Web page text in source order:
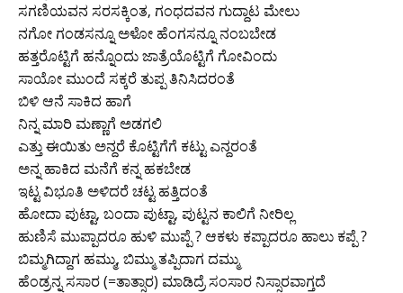
ಸಗಣಿಯವನ ಸರಸಕ್ಕಿಂತ, ಗಂಧದವನ ಗುದ್ದಾಟ ಮೇಲು
ನಗೋ ಗಂಡಸನ್ನೂ ಅಳೋ ಹೆಂಗಸನ್ನೂ ನಂಬಬೇಡ
ಹತ್ತರೊಟ್ಟಿಗೆ ಹನ್ನೊಂದು ಜಾತ್ರೆಯೊಟ್ಟಿಗೆ ಗೋವಿಂದು
ಸಾಯೋ ಮುಂದೆ ಸಕ್ಕರೆ ತುಪ್ಪ ತಿನಿಸಿದರಂತೆ
ಬಿಳಿ ಆನೆ ಸಾಕಿದ ಹಾಗೆ
ನಿನ್ನ ಮಾರಿ ಮಣ್ಣಾಗೆ ಅಡಗಲಿ
ಎತ್ತು ಈಯಿತು ಅನ್ದರೆ ಕೊಟ್ಟಿಗೆಗೆ ಕಟ್ಟು ಎನ್ದರಂತೆ
ಅನ್ನ ಹಾಕಿದ ಮನೆಗೆ ಕನ್ನ ಹಕಬೇಡ
ಇಟ್ಟ ವಿಭೂತಿ ಅಳಿದರೆ ಚಟ್ಟ ಹತ್ತಿದಂತೆ
ಹೋದಾ ಪುಟ್ಟಾ, ಬಂದಾ ಪುಟ್ಟಾ, ಪುಟ್ಟನ ಕಾಲಿಗೆ ನೀರಿಲ್ಲ
ಹುಣಿಸೆ ಮುಪ್ಪಾದರೂ ಹುಳಿ ಮುಪ್ಪೆ ? ಆಕಳು ಕಪ್ಪಾದರೂ ಹಾಲು ಕಪ್ಪೆ ?
ಬಿಮ್ಮಗಿದ್ದಾಗ ಹಮ್ಮು, ಬಿಮ್ಮು ತಪ್ಪಿದಾಗ ದಮ್ಮು
ಹೆಂಡ್ರನ್ನ ಸಸಾರ (=ತಾತ್ಸಾರ) ಮಾಡಿದ್ರೆ ಸಂಸಾರ ನಿಸ್ಸಾರವಾಗ್ತದೆ